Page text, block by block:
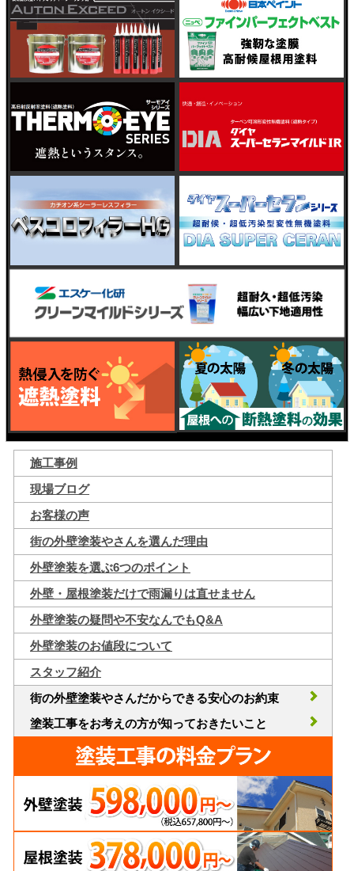
施工事例
現場ブログ
お客様の声
街の外壁塗装やさんを選んだ理由
外壁塗装を選ぶ6つのポイント
外壁・屋根塗装だけで雨漏りは直せません
外壁塗装の疑問や不安なんでもQ&A
外壁塗装のお値段について
スタッフ紹介
街の外壁塗装やさんだからできる安心のお約束
塗装工事をお考えの方が知っておきたいこと